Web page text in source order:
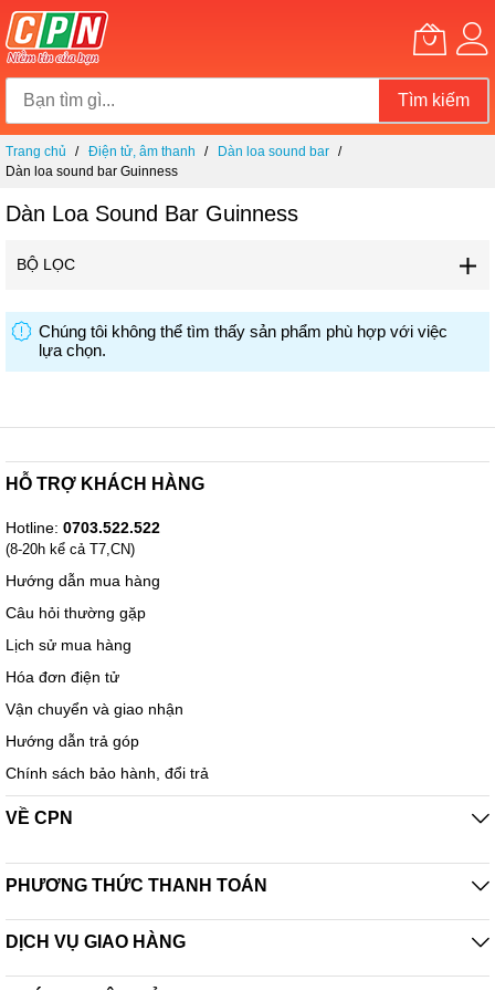
Tìm kiếm
Chuyển
đến
dung
Trang chủ Điện tử, âm thanh
Dàn loa sound bar
Dàn loa sound bar Guinness
Dàn Loa Sound Bar Guinness
BỘ LỌC
Chúng tôi không thể tìm thấy sản phẩm phù hợp với việc
lựa chọn.
HỖ TRỢ KHÁCH HÀNG
Hotline: 0703.522.522
(8-20h kể cả T7,CN)
Hướng dẫn mua hàng
Câu hỏi thường gặp
Lịch sử mua hàng
Hóa đơn điện tử
Vận chuyển và giao nhận
Hướng dẫn trả góp
Chính sách bảo hành, đổi trả
VỀ CPN
PHƯƠNG THỨC THANH TOÁN
DỊCH VỤ GIAO HÀNG